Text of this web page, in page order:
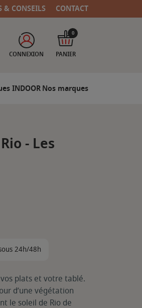
& CONSEILS CONTACT
CONNEXION PANIER
0
INDOORNos marques
- Les
24h/48h
plats et votre tablé.
d’une végétation
le soleil de Rio de